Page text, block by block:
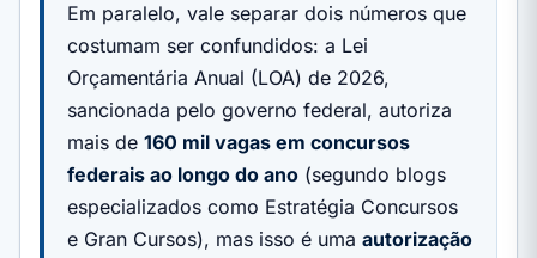
Em paralelo, vale separar dois números que
costumam ser confundidos: a Lei
Orçamentária Anual (LOA) de 2026,
sancionada pelo governo federal, autoriza
mais de160 mil vagas em concursos
federais ao longo do ano (segundo blogs
especializados como Estratégia Concursos
e Gran Cursos), mas isso é umaautorização